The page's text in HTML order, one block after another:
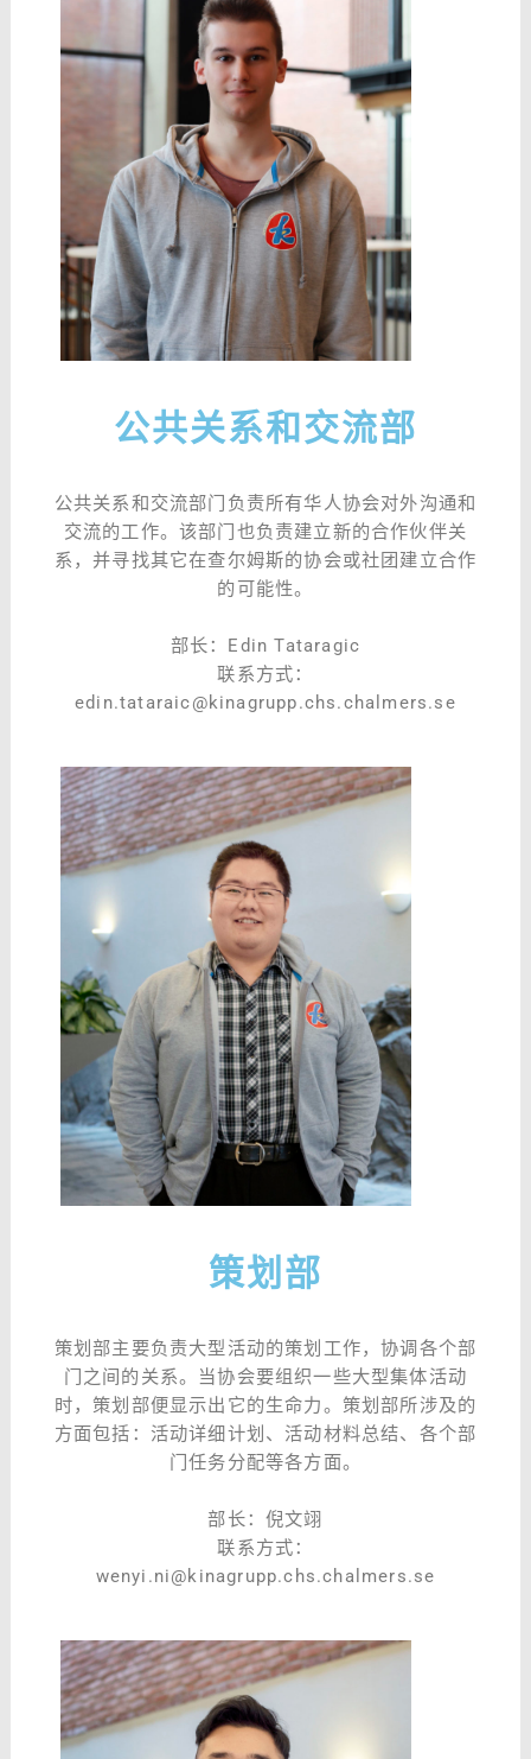
公共关系和交流部
公共关系和交流部门负责所有华人协会对外沟通和
交流的工作。该部门也负责建立新的合作伙伴关
系，并寻找其它在查尔姆斯的协会或社团建立合作
的可能性。
部长：Edin Tataragic
联系方式：
edin.tataraic@kinagrupp.chs.chalmers.se
策划部
策划部主要负责大型活动的策划工作，协调各个部
门之间的关系。当协会要组织一些大型集体活动
时，策划部便显示出它的生命力。策划部所涉及的
方面包括：活动详细计划、活动材料总结、各个部
门任务分配等各方面。
部长：倪文翊
联系方式：
wenyi.ni@kinagrupp.chs.chalmers.se